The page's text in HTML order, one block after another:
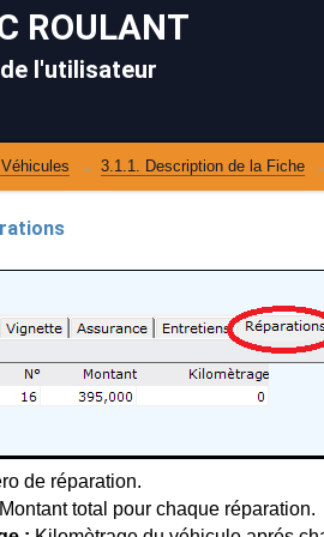
ROULANT
l'utilisateur
3.1.1. Description de la Fiche
de réparation.
Montant total pour chaque réparation.